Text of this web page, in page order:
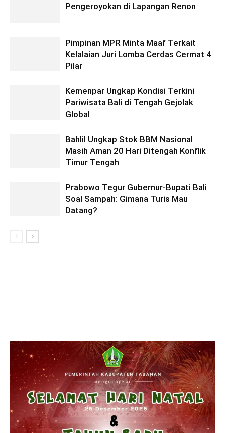
Pengeroyokan di Lapangan Renon
Pimpinan MPR Minta Maaf Terkait
Kelalaian Juri Lomba Cerdas Cermat 4
Pilar
Kemenpar Ungkap Kondisi Terkini
Pariwisata Bali di Tengah Gejolak
Global
Bahlil Ungkap Stok BBM Nasional
Masih Aman 20 Hari Ditengah Konflik
Timur Tengah
Prabowo Tegur Gubernur-Bupati Bali
Soal Sampah: Gimana Turis Mau
Datang?